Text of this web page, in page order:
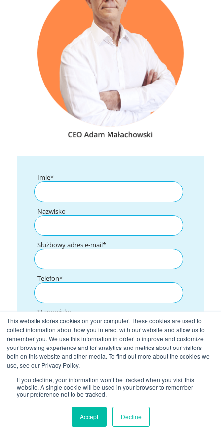
This website stores cookies on your computer. These cookies are used to
collect information about how you interact with our website and allow us to
remember you. We use this information in order to improve and customize
your browsing experience and for analytics and metrics about our visitors
both on this website and other media. To find out more about the cookies we
use, see our Privacy Policy.
If you decline, your information won’t be tracked when you visit this
website. A single cookie will be used in your browser to remember
your preference not to be tracked.
Accept Decline
Imię*
Nazwisko
Służbowy adres e-mail*
Telefon*
Stanowisko
Jaki temat Cię interesuje?
Wyrażam zgodę na przetwarzanie danych wskazanych w formularzu przez
GROW POLAND Sp. z o. o. w celach marketingowych.
*
DEMO HubSpot